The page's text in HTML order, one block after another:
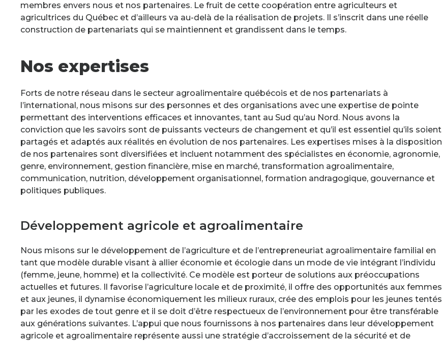
membres envers nous et nos partenaires. Le fruit de cette coopération entre agriculteurs et
agricultrices du Québec et d’ailleurs va au-delà de la réalisation de projets. Il s’inscrit dans une réelle
construction de partenariats qui se maintiennent et grandissent dans le temps.
Nos expertises
Forts de notre réseau dans le secteur agroalimentaire québécois et de nos partenariats à
l’international, nous misons sur des personnes et des organisations avec une expertise de pointe
permettant des interventions efficaces et innovantes, tant au Sud qu’au Nord. Nous avons la
conviction que les savoirs sont de puissants vecteurs de changement et qu’il est essentiel qu’ils soient
partagés et adaptés aux réalités en évolution de nos partenaires. Les expertises mises à la disposition
de nos partenaires sont diversifiées et incluent notamment des spécialistes en économie, agronomie,
genre, environnement, gestion financière, mise en marché, transformation agroalimentaire,
communication, nutrition, développement organisationnel, formation andragogique, gouvernance et
politiques publiques.
Développement agricole et agroalimentaire
Nous misons sur le développement de l’agriculture et de l’entrepreneuriat agroalimentaire familial en
tant que modèle durable visant à allier économie et écologie dans un mode de vie intégrant l’individu
(femme, jeune, homme) et la collectivité. Ce modèle est porteur de solutions aux préoccupations
actuelles et futures. Il favorise l’agriculture locale et de proximité, il offre des opportunités aux femmes
et aux jeunes, il dynamise économiquement les milieux ruraux, crée des emplois pour les jeunes tentés
par les exodes de tout genre et il se doit d’être respectueux de l’environnement pour être transférable
aux générations suivantes. L’appui que nous fournissons à nos partenaires dans leur développement
agricole et agroalimentaire représente aussi une stratégie d’accroissement de la sécurité et de